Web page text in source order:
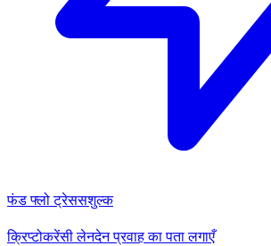
फंड फ्लो ट्रेससशुल्क
क्रिप्टोकरेंसी लेनदेन प्रवाह का पता लगाएँ